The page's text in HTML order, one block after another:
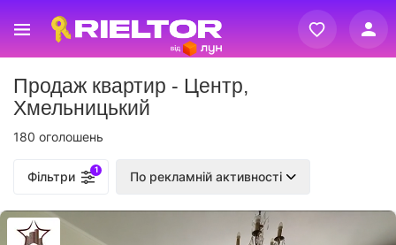
Вхід
Продаж квартир - Центр,
Хмельницький
180 оголошень
Фільтри 1 По рекламній активності